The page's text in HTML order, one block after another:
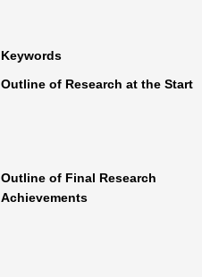
Keywords
Outline of Research at the Start
Outline of Final Research
Achievements